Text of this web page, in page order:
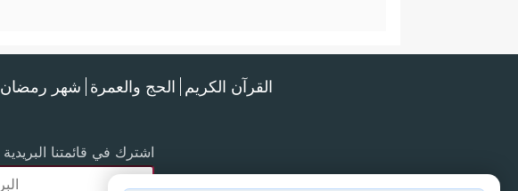
القرآن الكريم الحج والعمرة شهر رمضان
اشترك في قائمتنا البريدية